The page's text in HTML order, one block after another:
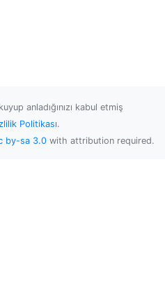
anladığınızı kabul etmiş
Politikası.
by-sa 3.0 with attribution required.